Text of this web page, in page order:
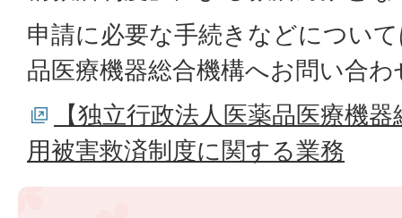
申請に必要な手続きなどについ
品医療機器総合機構へお問い合
【独立行政法人医薬品医療機
用被害救済制度に関する業務